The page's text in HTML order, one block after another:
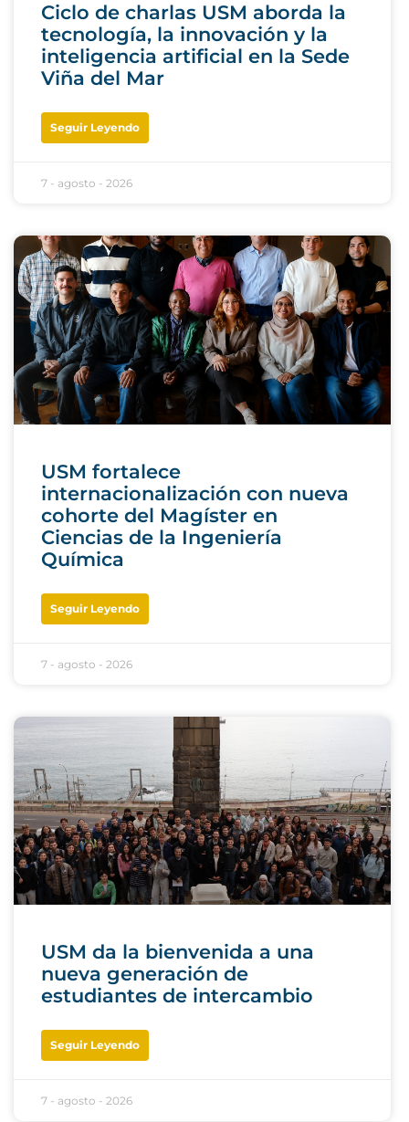
Ciclo de charlas USM aborda la
tecnología, la innovación y la
inteligencia artificial en la Sede
Viña del Mar
Seguir Leyendo
7 - agosto - 2026
USM fortalece
internacionalización con nueva
cohorte del Magíster en
Ciencias de la Ingeniería
Química
Seguir Leyendo
7 - agosto - 2026
USM da la bienvenida a una
nueva generación de
estudiantes de intercambio
Seguir Leyendo
7 - agosto - 2026